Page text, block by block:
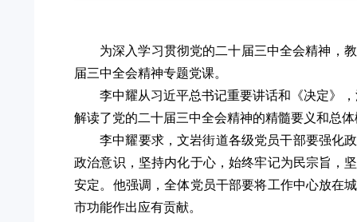
为深入学习贯彻党的二十届三中全会精神，
届三中全会精神专题党课。
李中耀从习近平总书记重要讲话和《决定》
解读了党的二十届三中全会精神的精髓要义和总
李中耀要求，文岩街道各级党员干部要强化
政治意识，坚持内化于心，始终牢记为民宗旨，
安定。他强调，全体党员干部要将工作中心放在
市功能作出应有贡献。